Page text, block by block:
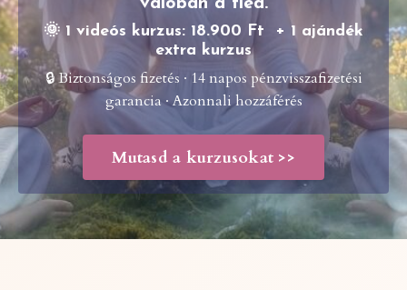
valóban a tiéd.
🌞 1 videós kurzus: 18.900 Ft + 1 ajándék
extra kurzus
🔒 Biztonságos fizetés · 14 napos pénzvisszafizetési
garancia · Azonnali hozzáférés
Mutasd a kurzusokat >>